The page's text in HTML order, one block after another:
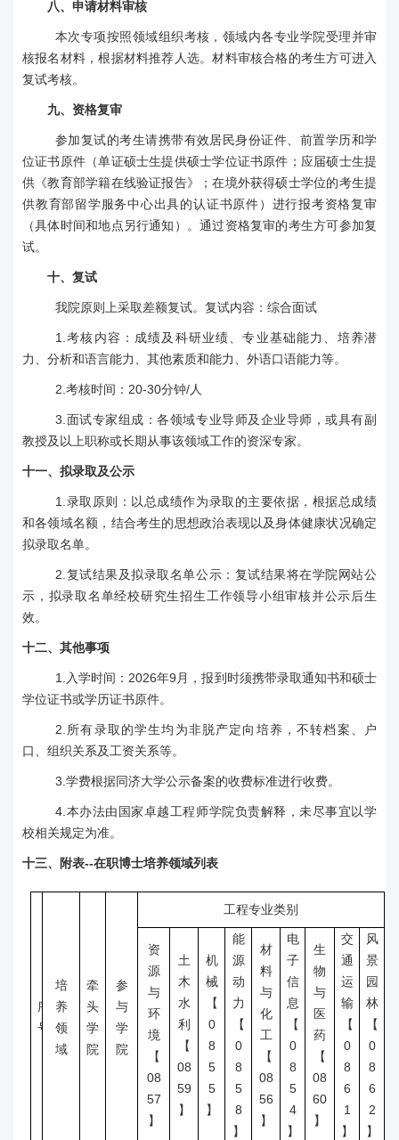
八、申请材料审核
本次专项按照领域组织考核，领域内各专业学院受理并审
核报名材料，根据材料推荐人选。材料审核合格的考生方可进入
复试考核。
九、资格复审
参加复试的考生请携带有效居民身份证件、前置学历和学
位证书原件（单证硕士生提供硕士学位证书原件；应届硕士生提
供《教育部学籍在线验证报告》；在境外获得硕士学位的考生提
供教育部留学服务中心出具的认证书原件）进行报考资格复审
（具体时间和地点另行通知）。通过资格复审的考生方可参加复
试。
十、复试
我院原则上采取差额复试。复试内容： 综合面试
1.考核内容：成绩及科研业绩、专业基础能力、培养潜
力、分析和语言能力、其他素质和能力、外语口语能力等。
2.考核时间： 20-30分钟/人
3.面试专家组成：各领域专业导师及企业导师，或具有副
教授及以上职称或长期从事该领域工作的资深专家。
十一、拟录取及公示
1.录取原则：以总成绩作为录取的主要依据，根据总成绩
和各领域名额，结合考生的思想政治表现以及身体健康状况确定
拟录取名单。
2.复试结果及拟录取名单公示：复试结果将在学院网站公
示，拟录取名单经校研究生招生工作领导小组审核并公示后生
效。
十二、其他事项
1.入学时间：2026年9月，报到时须携带录取通知书和硕士
学位证书或学历证书原件。
2.所有录取的学生均为非脱产定向培养，不转档案、户
口、组织关系及工资关系等。
3.学费根据同济大学公示备案的收费标准进行收费。
4.本办法由国家卓越工程师学院负责解释，未尽事宜以学
校相关规定为准。
十三、附表--在职博士培养领域列表
序
号
培
养
领
域
牵
头
学
院
参
与
学
院
工程专业类别
资
源
与
环
境
【
08
57
】
土
木
水
利
【
08
59
】
机
械
【
0
8
5
5
】
能
源
动
力
【
0
8
5
8
】
材
料
与
化
工
【
08
56
】
电
子
信
息
【
0
8
5
4
】
生
物
与
医
药
【
08
60
】
交
通
运
输
【
0
8
6
1
】
风
景
园
林
【
0
8
6
2
】